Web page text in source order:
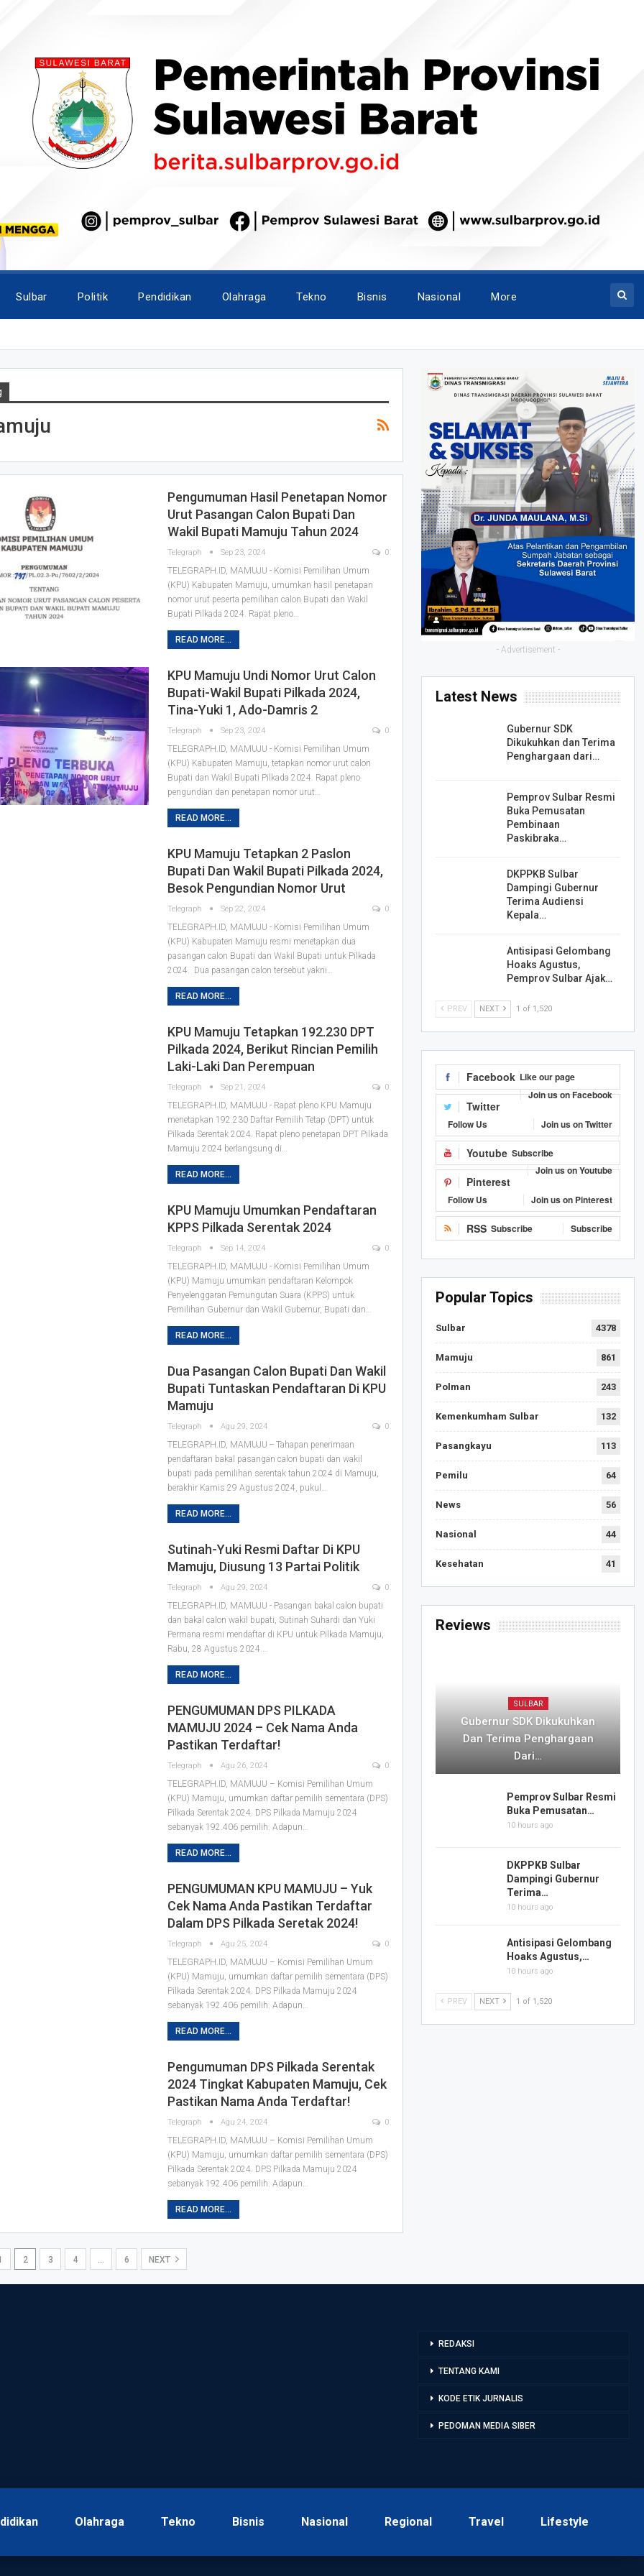
Sulbar Politik Pendidikan Olahraga Tekno Bisnis Nasional More
Pengumuman Hasil Penetapan Nomor
Urut Pasangan Calon Bupati Dan
Wakil Bupati Mamuju Tahun 2024
Telegraph Sep 23, 2024 0
TELEGRAPH.ID, MAMUJU - Komisi Pemilihan Umum
(KPU) Kabupaten Mamuju, umumkan hasil penetapan
nomor urut peserta pemilihan calon Bupati dan Wakil
Bupati Pilkada 2024. Rapat pleno…
READ MORE...
KPU Mamuju Undi Nomor Urut Calon
Bupati-Wakil Bupati Pilkada 2024,
Tina-Yuki 1, Ado-Damris 2
Telegraph Sep 23, 2024 0
TELEGRAPH.ID, MAMUJU - Komisi Pemilihan Umum
(KPU) Kabupaten Mamuju, tetapkan nomor urut calon
Bupati dan Wakil Bupati Pilkada 2024. Rapat pleno
pengundian dan penetapan nomor urut…
READ MORE...
KPU Mamuju Tetapkan 2 Paslon
Bupati Dan Wakil Bupati Pilkada 2024,
Besok Pengundian Nomor Urut
Telegraph Sep 22, 2024 0
TELEGRAPH.ID, MAMUJU - Komisi Pemilihan Umum
(KPU) Kabupaten Mamuju resmi menetapkan dua
pasangan calon Bupati dan Wakil Bupati untuk Pilkada
2024. Dua pasangan calon tersebut yakni…
READ MORE...
KPU Mamuju Tetapkan 192.230 DPT
Pilkada 2024, Berikut Rincian Pemilih
Laki-Laki Dan Perempuan
Telegraph Sep 21, 2024 0
TELEGRAPH.ID, MAMUJU - Rapat pleno KPU Mamuju
menetapkan 192.230 Daftar Pemilih Tetap (DPT) untuk
Pilkada Serentak 2024. Rapat pleno penetapan DPT Pilkada
Mamuju 2024 berlangsung di…
READ MORE...
KPU Mamuju Umumkan Pendaftaran
KPPS Pilkada Serentak 2024
Telegraph Sep 14, 2024 0
TELEGRAPH.ID, MAMUJU - Komisi Pemilihan Umum
(KPU) Mamuju umumkan pendaftaran Kelompok
Penyelenggaran Pemungutan Suara (KPPS) untuk
Pemilihan Gubernur dan Wakil Gubernur, Bupati dan…
READ MORE...
Dua Pasangan Calon Bupati Dan Wakil
Bupati Tuntaskan Pendaftaran Di KPU
Mamuju
Telegraph Agu 29, 2024 0
TELEGRAPH.ID, MAMUJU -- Tahapan penerimaan
pendaftaran bakal pasangan calon bupati dan wakil
bupati pada pemilihan serentak tahun 2024 di Mamuju,
berakhir Kamis 29 Agustus 2024, pukul…
READ MORE...
Sutinah-Yuki Resmi Daftar Di KPU
Mamuju, Diusung 13 Partai Politik
Telegraph Agu 29, 2024 0
TELEGRAPH.ID, MAMUJU - Pasangan bakal calon bupati
dan bakal calon wakil bupati, Sutinah Suhardi dan Yuki
Permana resmi mendaftar di KPU untuk Pilkada Mamuju,
Rabu, 28 Agustus 2024.…
READ MORE...
PENGUMUMAN DPS PILKADA
MAMUJU 2024 – Cek Nama Anda
Pastikan Terdaftar!
Telegraph Agu 26, 2024 0
TELEGRAPH.ID, MAMUJU – Komisi Pemilihan Umum
(KPU) Mamuju, umumkan daftar pemilih sementara (DPS)
Pilkada Serentak 2024. DPS Pilkada Mamuju 2024
sebanyak 192.406 pemilih. Adapun…
READ MORE...
PENGUMUMAN KPU MAMUJU – Yuk
Cek Nama Anda Pastikan Terdaftar
Dalam DPS Pilkada Seretak 2024!
Telegraph Agu 25, 2024 0
TELEGRAPH.ID, MAMUJU – Komisi Pemilihan Umum
(KPU) Mamuju, umumkan daftar pemilih sementara (DPS)
Pilkada Serentak 2024. DPS Pilkada Mamuju 2024
sebanyak 192.406 pemilih. Adapun…
READ MORE...
Pengumuman DPS Pilkada Serentak
2024 Tingkat Kabupaten Mamuju, Cek
Pastikan Nama Anda Terdaftar!
Telegraph Agu 24, 2024 0
TELEGRAPH.ID, MAMUJU – Komisi Pemilihan Umum
(KPU) Mamuju, umumkan daftar pemilih sementara (DPS)
Pilkada Serentak 2024. DPS Pilkada Mamuju 2024
sebanyak 192.406 pemilih. Adapun…
READ MORE...
2 3 4 6 NEXT
- Advertisement -
Latest News
Gubernur SDK
Dikukuhkan dan Terima
Penghargaan dari…
Pemprov Sulbar Resmi
Buka Pemusatan
Pembinaan
Paskibraka…
DKPPKB Sulbar
Dampingi Gubernur
Terima Audiensi
Kepala…
Antisipasi Gelombang
Hoaks Agustus,
Pemprov Sulbar Ajak…
PREV NEXT 1 of 1,520
Facebook Like our page
Join us on Facebook
Twitter
Follow Us Join us on Twitter
Youtube Subscribe
Join us on Youtube
Pinterest
Follow Us Join us on Pinterest
RSS Subscribe Subscribe
Popular Topics
Sulbar 4378
Mamuju 861
Polman 243
Kemenkumham Sulbar 132
Pasangkayu 113
Pemilu 64
News 56
Nasional 44
Kesehatan 41
Reviews
SULBAR
Gubernur SDK Dikukuhkan
Dan Terima Penghargaan
Dari…
Pemprov Sulbar Resmi
Buka Pemusatan…
10 hours ago
DKPPKB Sulbar
Dampingi Gubernur
Terima…
10 hours ago
Antisipasi Gelombang
Hoaks Agustus,…
10 hours ago
PREV NEXT 1 of 1,520
REDAKSI
TENTANG KAMI
KODE ETIK JURNALIS
PEDOMAN MEDIA SIBER
Olahraga Tekno Bisnis Nasional Regional Travel Lifestyle